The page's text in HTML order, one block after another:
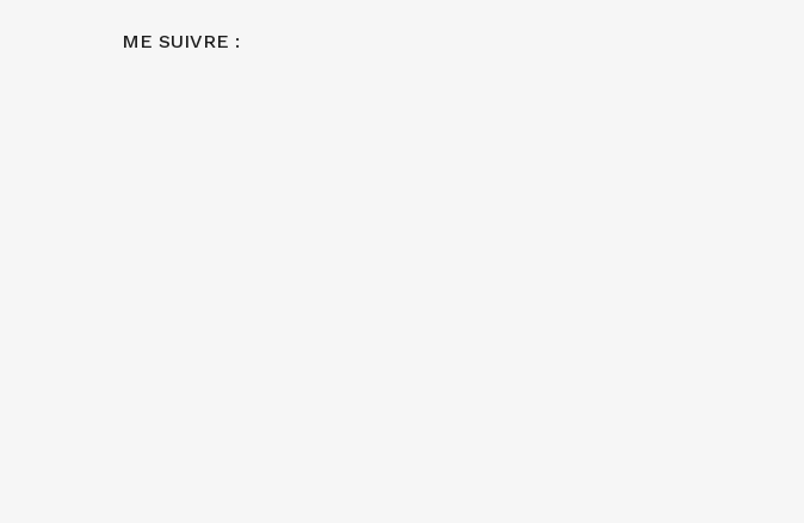
ME SUIVRE :